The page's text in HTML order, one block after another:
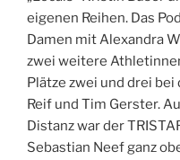
eigenen Reihen. Das
Damen mit Alexandra
zwei weitere
Plätze zwei und drei
Reif und Tim Gerster.
Distanz war der
Sebastian Neef ganz